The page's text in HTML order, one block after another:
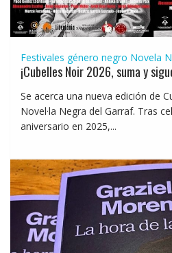
Festivales género negro Novela
¡Cubelles Noir 2026, suma y
Se acerca una nueva edición de
Novel·la Negra del Garraf. Tras
aniversario en 2025,...